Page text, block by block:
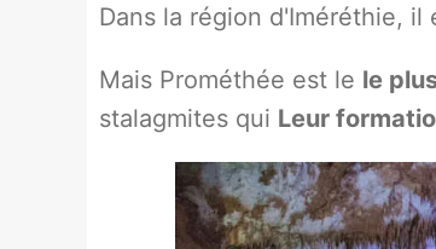
Dans la région d'Iméréthie,
Mais Prométhée est le le
stalagmites qui Leur